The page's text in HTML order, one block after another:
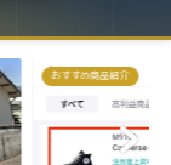
株主優待
失敗しないクロス取引